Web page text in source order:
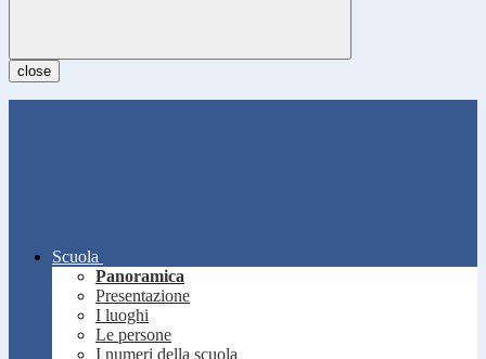
close
Scuola
Panoramica
Presentazione
I luoghi
Le persone
I numeri della scuola